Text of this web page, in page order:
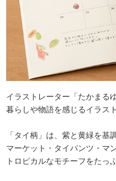
イラストレーター「たかまる
暮らしや物語を感じるイラス
「タイ柄」は、紫と黄緑を基
マーケット・タイパンツ・マ
トロピカルなモチーフをたっ